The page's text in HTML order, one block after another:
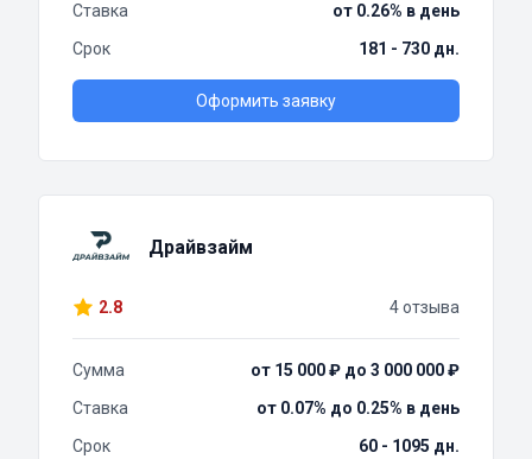
Ставка
от 0.26% в день
Срок
181 - 730 дн.
Оформить заявку
Драйвзайм
2.8 4 отзыва
Сумма
от 15 000 ₽ до 3 000 000 ₽
Ставка
от 0.07% до 0.25% в день
Срок
60 - 1095 дн.